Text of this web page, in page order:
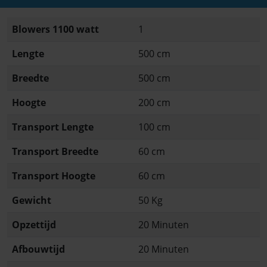
Blowers 1100 watt
1
Lengte
500 cm
Breedte
500 cm
Hoogte
200 cm
Transport Lengte
100 cm
Transport Breedte
60 cm
Transport Hoogte
60 cm
Gewicht
50 Kg
Opzettijd
20 Minuten
Afbouwtijd
20 Minuten